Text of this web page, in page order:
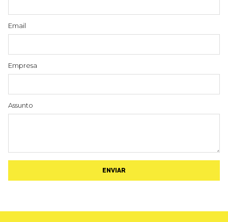
Email
Empresa
Assunto
ENVIAR